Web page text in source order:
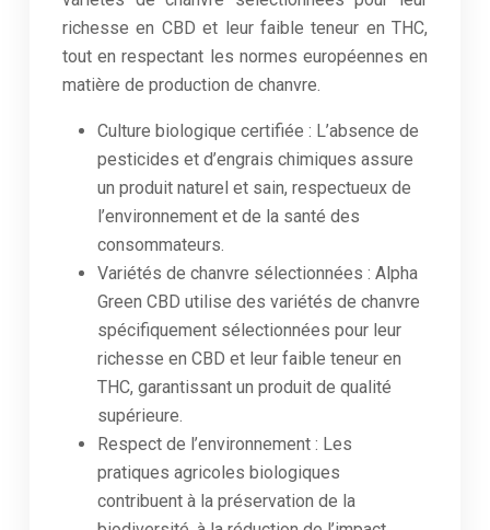
richesse en CBD et leur faible teneur en THC,
tout en respectant les normes européennes en
matière de production de chanvre.
Culture biologique certifiée : L’absence de
pesticides et d’engrais chimiques assure
un produit naturel et sain, respectueux de
l’environnement et de la santé des
consommateurs.
Variétés de chanvre sélectionnées : Alpha
Green CBD utilise des variétés de chanvre
spécifiquement sélectionnées pour leur
richesse en CBD et leur faible teneur en
THC, garantissant un produit de qualité
supérieure.
Respect de l’environnement : Les
pratiques agricoles biologiques
contribuent à la préservation de la